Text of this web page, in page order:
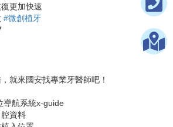
更加快速
#微創植牙
就來國安找專業牙醫師吧！
導航系統x-guide
資料